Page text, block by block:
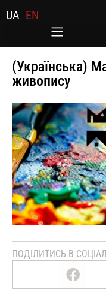
UA EN
(Українська)
живопису
ПОДІЛИТИСЬ В